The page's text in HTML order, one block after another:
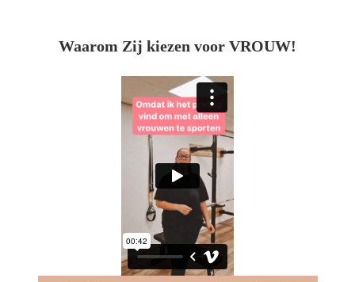
Waarom Zij kiezen voor VROUW!